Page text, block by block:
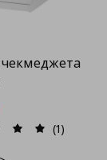
чекмеджета
(1)